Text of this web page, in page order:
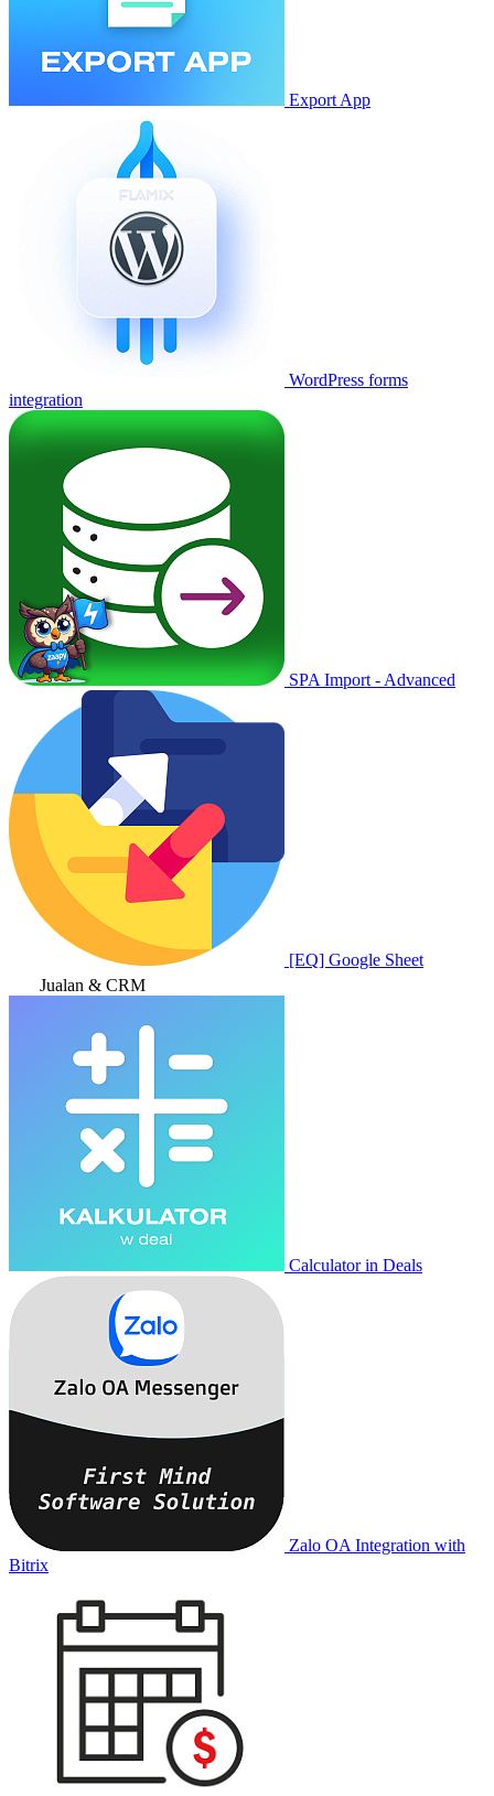
Export App
WordPress forms
integration
SPA Import - Advanced
[EQ] Google Sheet
Jualan & CRM
Calculator in Deals
Zalo OA Integration with
Bitrix